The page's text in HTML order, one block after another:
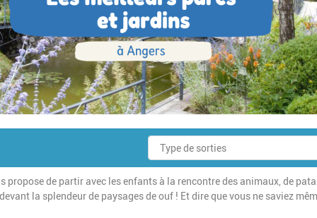
propose de partir avec les enfants à la rencontre des animaux, de
la splendeur de paysages de ouf ! Et dire que vous ne saviez